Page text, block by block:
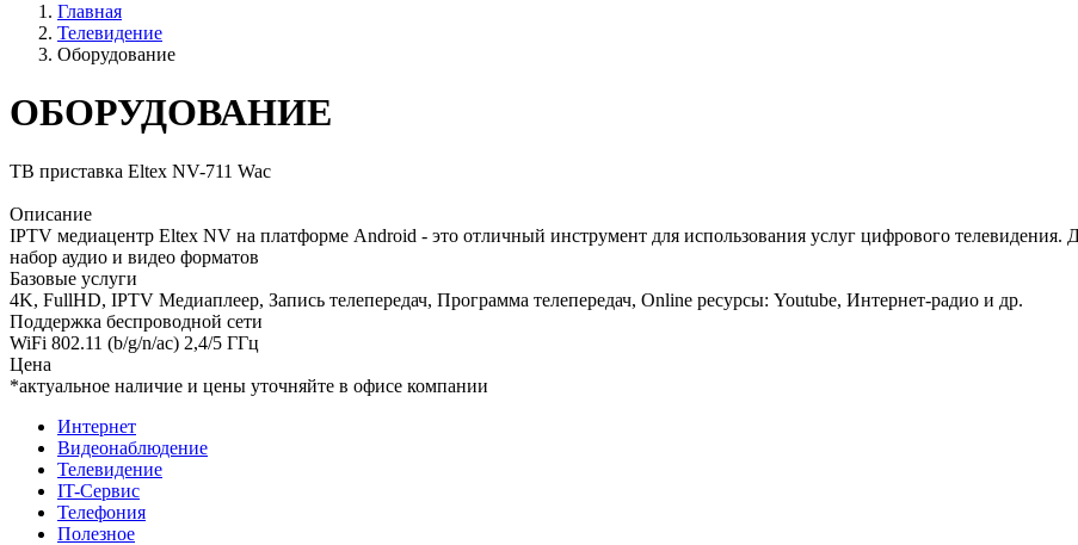
Главная
Телевидение
Оборудование
ОБОРУДОВАНИЕ
ТВ приставка Eltex NV-711 Wac
Описание
IPTV медиацентр Eltex NV на платформе Android - это отличный инструмент для использования услуг цифрового
набор аудио и видео форматов
Базовые услуги
4K, FullHD, IPTV Медиаплеер, Запись телепередач, Программа телепередач, Online ресурсы: Youtube, Интернет-радио и др.
Поддержка беспроводной сети
WiFi 802.11 (b/g/n/ac) 2,4/5 ГГц
Цена
*актуальное наличие и цены уточняйте в офисе компании
Интернет
Видеонаблюдение
Телевидение
IT-Сервис
Телефония
Полезное